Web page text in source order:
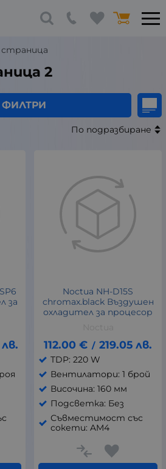
2
ФИЛТРИ
По подразбиране
за
лв.
Noctua NH-D15S
chromax.black Въздушен
охладител за процесор
112.00 € / 219.05 лв.
TDP: 220 W
Вентилатори: 1 брой
Височина: 160 мм
Подсветка: Без
Съвместимост със
сокети: AM4